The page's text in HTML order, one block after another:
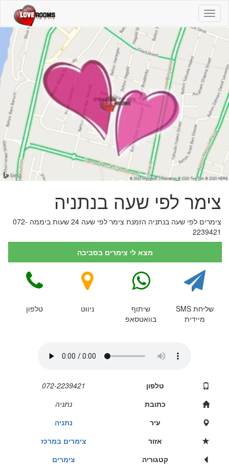
צימר
לפי
שעה
בנתניה
-
072-
2239421
צימרים
צימר לפי שעה בנתניה
צימרים לפי שעה בנתניה הזמנת צימר לפי שעה 24 שעות ביממה 072-
2239421
מצא לי צימרים בסביבה
שליחת SMS
מיידית
שיתוף
בוואטסאפ
ניווט טלפון
טלפון
072-2239421
כתובת
נתניה
עיר
נתניה
אזור
צימרים במרכז
קטגוריה
צימרים